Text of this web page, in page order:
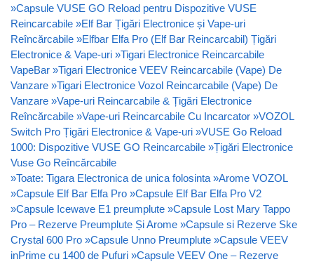
»Capsule VUSE GO Reload pentru Dispozitive VUSE
Reincarcabile »Elf Bar Țigări Electronice și Vape-uri
Reîncărcabile »Elfbar Elfa Pro (Elf Bar Reincarcabil) Țigări
Electronice & Vape-uri »Tigari Electronice Reincarcabile
VapeBar »Tigari Electronice VEEV Reincarcabile (Vape) De
Vanzare »Tigari Electronice Vozol Reincarcabile (Vape) De
Vanzare »Vape-uri Reincarcabile & Țigări Electronice
Reîncărcabile »Vape-uri Reincarcabile Cu Incarcator »VOZOL
Switch Pro Țigări Electronice & Vape-uri »VUSE Go Reload
1000: Dispozitive VUSE GO Reincarcabile »Țigări Electronice
Vuse Go Reîncărcabile
»Toate: Tigara Electronica de unica folosinta »Arome VOZOL
»Capsule Elf Bar Elfa Pro »Capsule Elf Bar Elfa Pro V2
»Capsule Icewave E1 preumplute »Capsule Lost Mary Tappo
Pro – Rezerve Preumplute Și Arome »Capsule si Rezerve Ske
Crystal 600 Pro »Capsule Unno Preumplute »Capsule VEEV
inPrime cu 1400 de Pufuri »Capsule VEEV One – Rezerve